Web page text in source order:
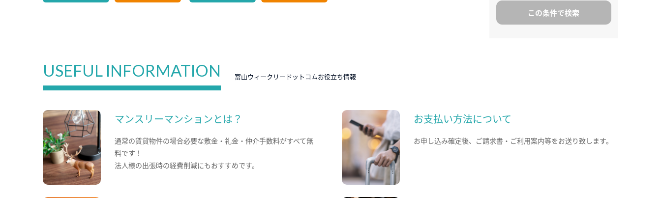
USEFUL INFORMATION 富山ウィークリードットコムお役立ち情報
マンスリーマンションとは？
通常の賃貸物件の場合必要な敷金・礼金・仲介手数料がすべて無
料です！
法人様の出張時の経費削減にもおすすめです。
お支払い方法について
お申し込み確定後、ご請求書・ご利用案内等をお送り致します。